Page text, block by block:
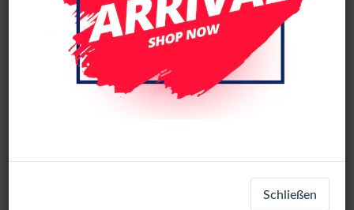
Wave Leather Book Case iPhone 15 -
Schließen